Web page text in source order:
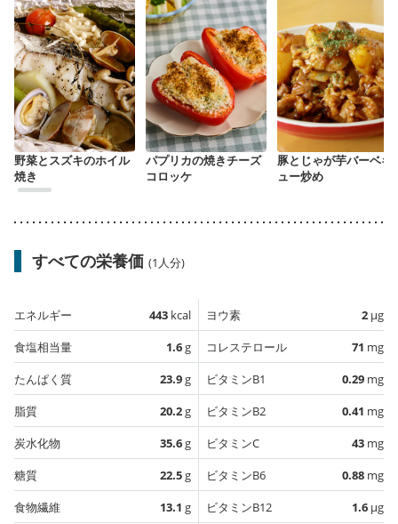
野菜とスズキのホイル
焼き
パプリカの焼きチーズ
コロッケ
豚とじゃが芋バーベキ
ュー炒め
すべての栄養価 (1人分)
エネルギー 443 kcal
食塩相当量
1.6g
たんぱく質
23.9g
脂質
20.2g
炭水化物
35.6g
糖質
22.5g
食物繊維
13.1 g
ヨウ素 2 µg
コレステロール
71 mg
ビタミンB1
0.29 mg
ビタミンB2
0.41 mg
ビタミンC
43 mg
ビタミンB6
0.88 mg
ビタミンB12
1.6 µg